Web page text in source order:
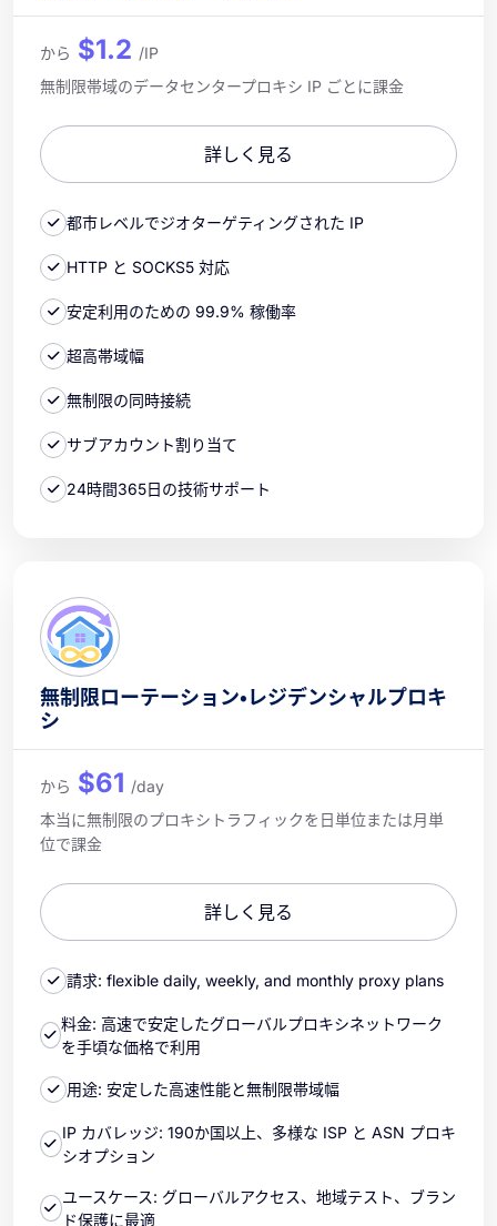
から $1.2 /IP
無制限帯域のデータセンタープロキシ IP ごとに課金
詳しく見る
都市レベルでジオターゲティングされた IP
HTTP と SOCKS5 対応
安定利用のための 99.9% 稼働率
超高帯域幅
無制限の同時接続
サブアカウント割り当て
24時間365日の技術サポート
無制限ローテーション・レジデンシャルプロキ
シ
から $61 /day
本当に無制限のプロキシトラフィックを日単位または月単
位で課金
詳しく見る
請求: flexible daily, weekly, and monthly proxy plans
料金: 高速で安定したグローバルプロキシネットワーク
を手頃な価格で利用
用途: 安定した高速性能と無制限帯域幅
IP カバレッジ: 190か国以上、多様な ISP と ASN プロキ
シオプション
ユースケース: グローバルアクセス、地域テスト、ブラン
ド保護に最適